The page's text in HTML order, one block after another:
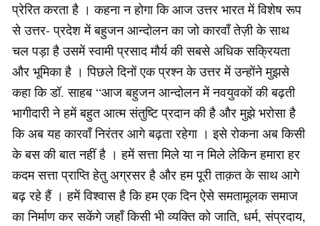
प्रेरित करता है । कहना न होगा कि आज उत्तर भारत में विशेष रूप
से उत्तर- प्रदेश में बहुजन आन्दोलन का जो कारवाँ तेज़ी के साथ
चल पड़ा है उसमें स्वामी प्रसाद मौर्य की सबसे अधिक सक्रियता
और भूमिका है । पिछले दिनों एक प्रश्न के उत्तर में उन्होंने मुझसे
कहा कि डॉ. साहब “आज बहुजन आन्दोलन में नवयुवकों की बढ़ती
भागीदारी ने हमें बहुत आत्म संतुष्टि प्रदान की है और मुझे भरोसा है
कि अब यह कारवाँ निरंतर आगे बढ़ता रहेगा । इसे रोकना अब किसी
के बस की बात नहीं है । हमें सत्ता मिले या न मिले लेकिन हमारा हर
कदम सत्ता प्राप्ति हेतु अग्रसर है और हम पूरी ताक़त के साथ आगे
बढ़ रहे हैं । हमें विश्वास है कि हम एक दिन ऐसे समतामूलक समाज
का निर्माण कर सकेंगे जहाँ किसी भी व्यक्ति को जाति, धर्म, संप्रदाय,